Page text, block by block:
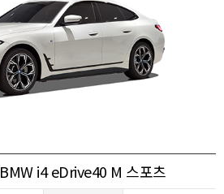
BMW i4 eDrive40 M 스포츠